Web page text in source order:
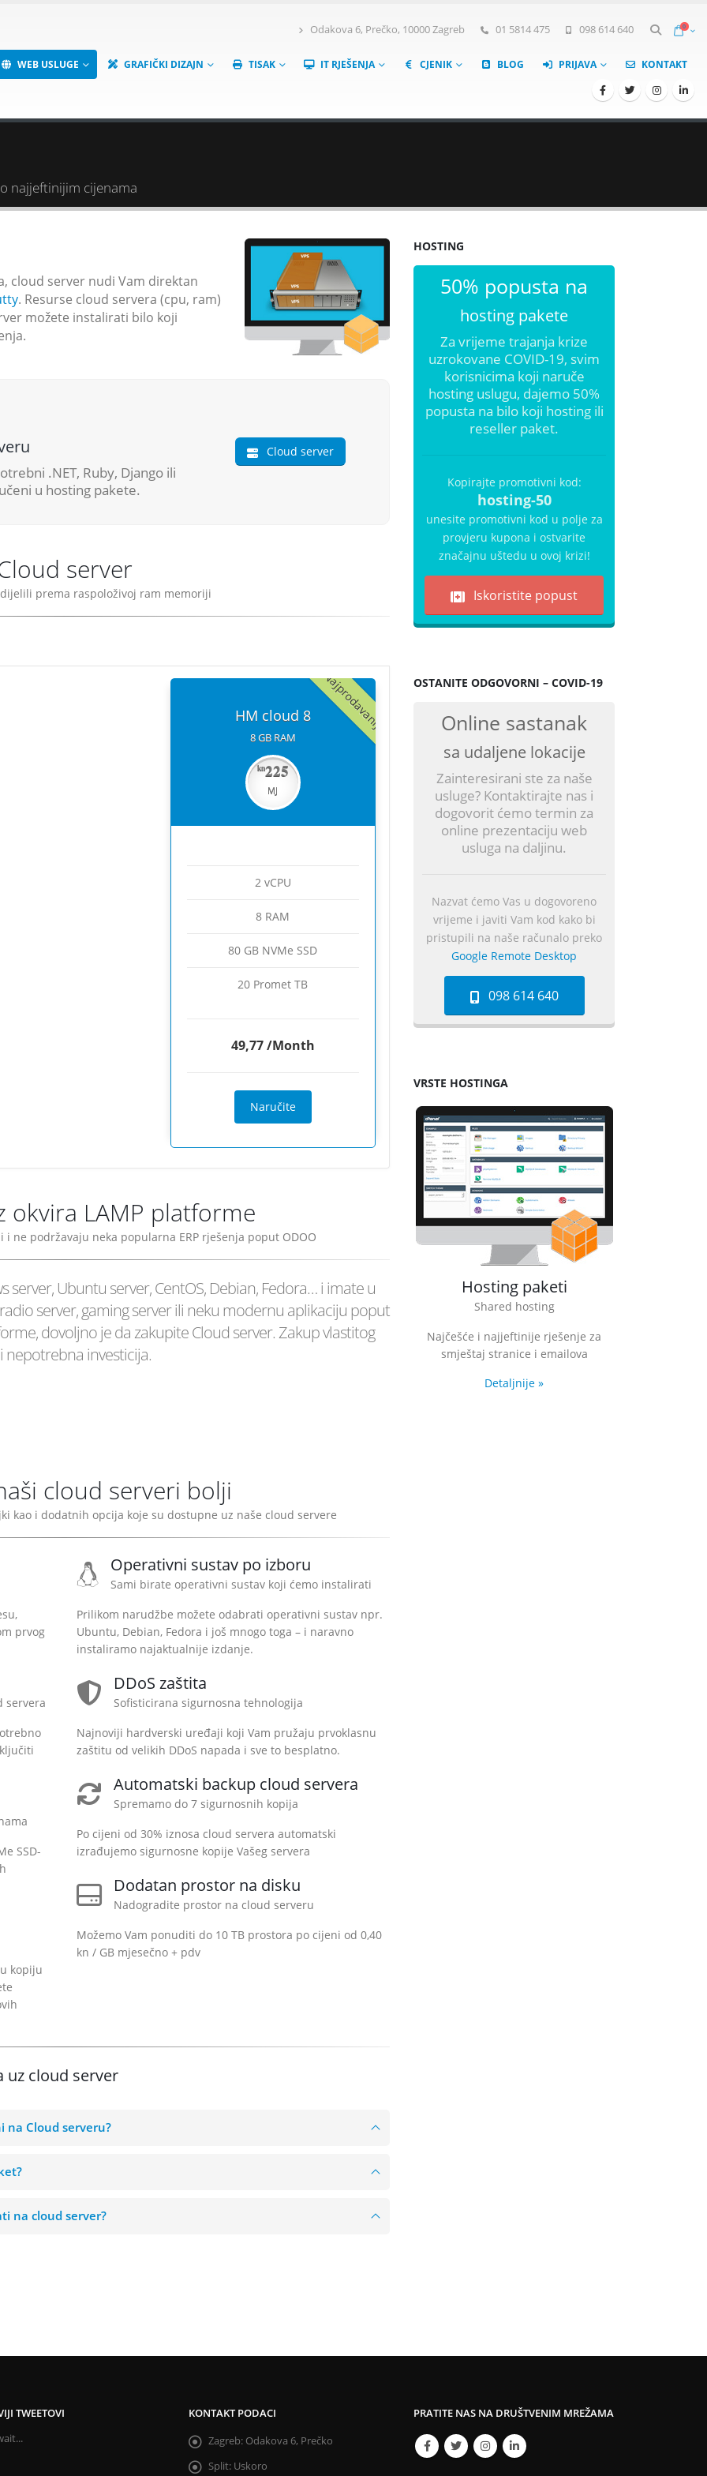
Odakova 6, Prečko, 10000 Zagreb 01 5814 475 098 614 640 0
WEB USLUGE GRAFIČKI DIZAJN TISAK IT RJEŠENJA CJENIK BLOG PRIJAVA KONTAKT
najjeftinijim cijenama
cloud server nudi Vam direktan
. Resurse cloud servera (cpu, ram)
možete instalirati bilo koji
.NET, Ruby, Django ili
u hosting pakete.
Cloud server
server
prema raspoloživoj ram memoriji
Najprodavaniji
HM cloud 8
8 GB RAM
kn225
MJ
2 vCPU
8 RAM
80 GB NVMe SSD
20 Promet TB
49,77/Month
Naručite
okvira LAMP platforme
ne podržavaju neka popularna ERP rješenja poput ODOO
Ubuntu server, CentOS, Debian, Fedora… i imate u
server, gaming server ili neku modernu aplikaciju poput
dovoljno je da zakupite Cloud server. Zakup vlastitog
nepotrebna investicija.
cloud serveri bolji
kao i dodatnih opcija koje su dostupne uz naše cloud servere
prvog
servera
SSD-
kopiju
Operativni sustav po izboru
Sami birate operativni sustav koji ćemo instalirati
Prilikom narudžbe možete odabrati operativni sustav npr.
Ubuntu, Debian, Fedora i još mnogo toga – i naravno
instaliramo najaktualnije izdanje.
DDoS zaštita
Sofisticirana sigurnosna tehnologija
Najnoviji hardverski uređaji koji Vam pružaju prvoklasnu
zaštitu od velikih DDoS napada i sve to besplatno.
Automatski backup cloud servera
Spremamo do 7 sigurnosnih kopija
Po cijeni od 30% iznosa cloud servera automatski
izrađujemo sigurnosne kopije Vašeg servera
Dodatan prostor na disku
Nadogradite prostor na cloud serveru
Možemo Vam ponuditi do 10 TB prostora po cijeni od 0,40
kn / GB mjesečno + pdv
uz cloud server
na Cloud serveru?
na cloud server?
HOSTING
50% popusta na
hosting pakete
Za vrijeme trajanja krize
uzrokovane COVID-19, svim
korisnicima koji naruče
hosting uslugu, dajemo 50%
popusta na bilo koji hosting ili
reseller paket.
Kopirajte promotivni kod:
hosting-50
unesite promotivni kod u polje za
provjeru kupona i ostvarite
značajnu uštedu u ovoj krizi!
Iskoristite popust
OSTANITE ODGOVORNI – COVID-19
Online sastanak
sa udaljene lokacije
Zainteresirani ste za naše
usluge? Kontaktirajte nas i
dogovorit ćemo termin za
online prezentaciju web
usluga na daljinu.
Nazvat ćemo Vas u dogovoreno
vrijeme i javiti Vam kod kako bi
pristupili na naše računalo preko
Google Remote Desktop
098 614 640
VRSTE HOSTINGA
Hosting paketi
Shared hosting
Najčešće i najjeftinije rješenje za
smještaj stranice i emailova
Detaljnije »
TWEETOVI
KONTAKT PODACI
Zagreb: Odakova 6, Prečko
Split: Uskoro
PRATITE NAS NA DRUŠTVENIM MREŽAMA